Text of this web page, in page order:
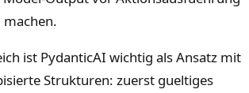
ist PydanticAI wichtig als Ansatz mit
Strukturen: zuerst gueltiges